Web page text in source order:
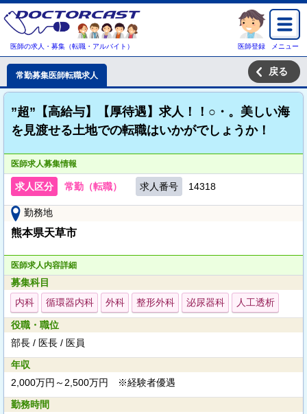
医師の求人・募集（転職・アルバイト） 医師登録 メニュー
常勤募集医師転職求人 戻る
”超”【高給与】【厚待遇】求人！！○・。美しい海
を見渡せる土地での転職はいかがでしょうか！
医師求人募集情報
求人区分 常勤（転職） 求人番号 14318
勤務地
熊本県天草市
医師求人内容詳細
募集科目
内科
循環器内科 外科 整形外科 泌尿器科 人工透析
役職・職位
部長 / 医長 / 医員
年収
2,000万円～2,500万円 ※経験者優遇
勤務時間